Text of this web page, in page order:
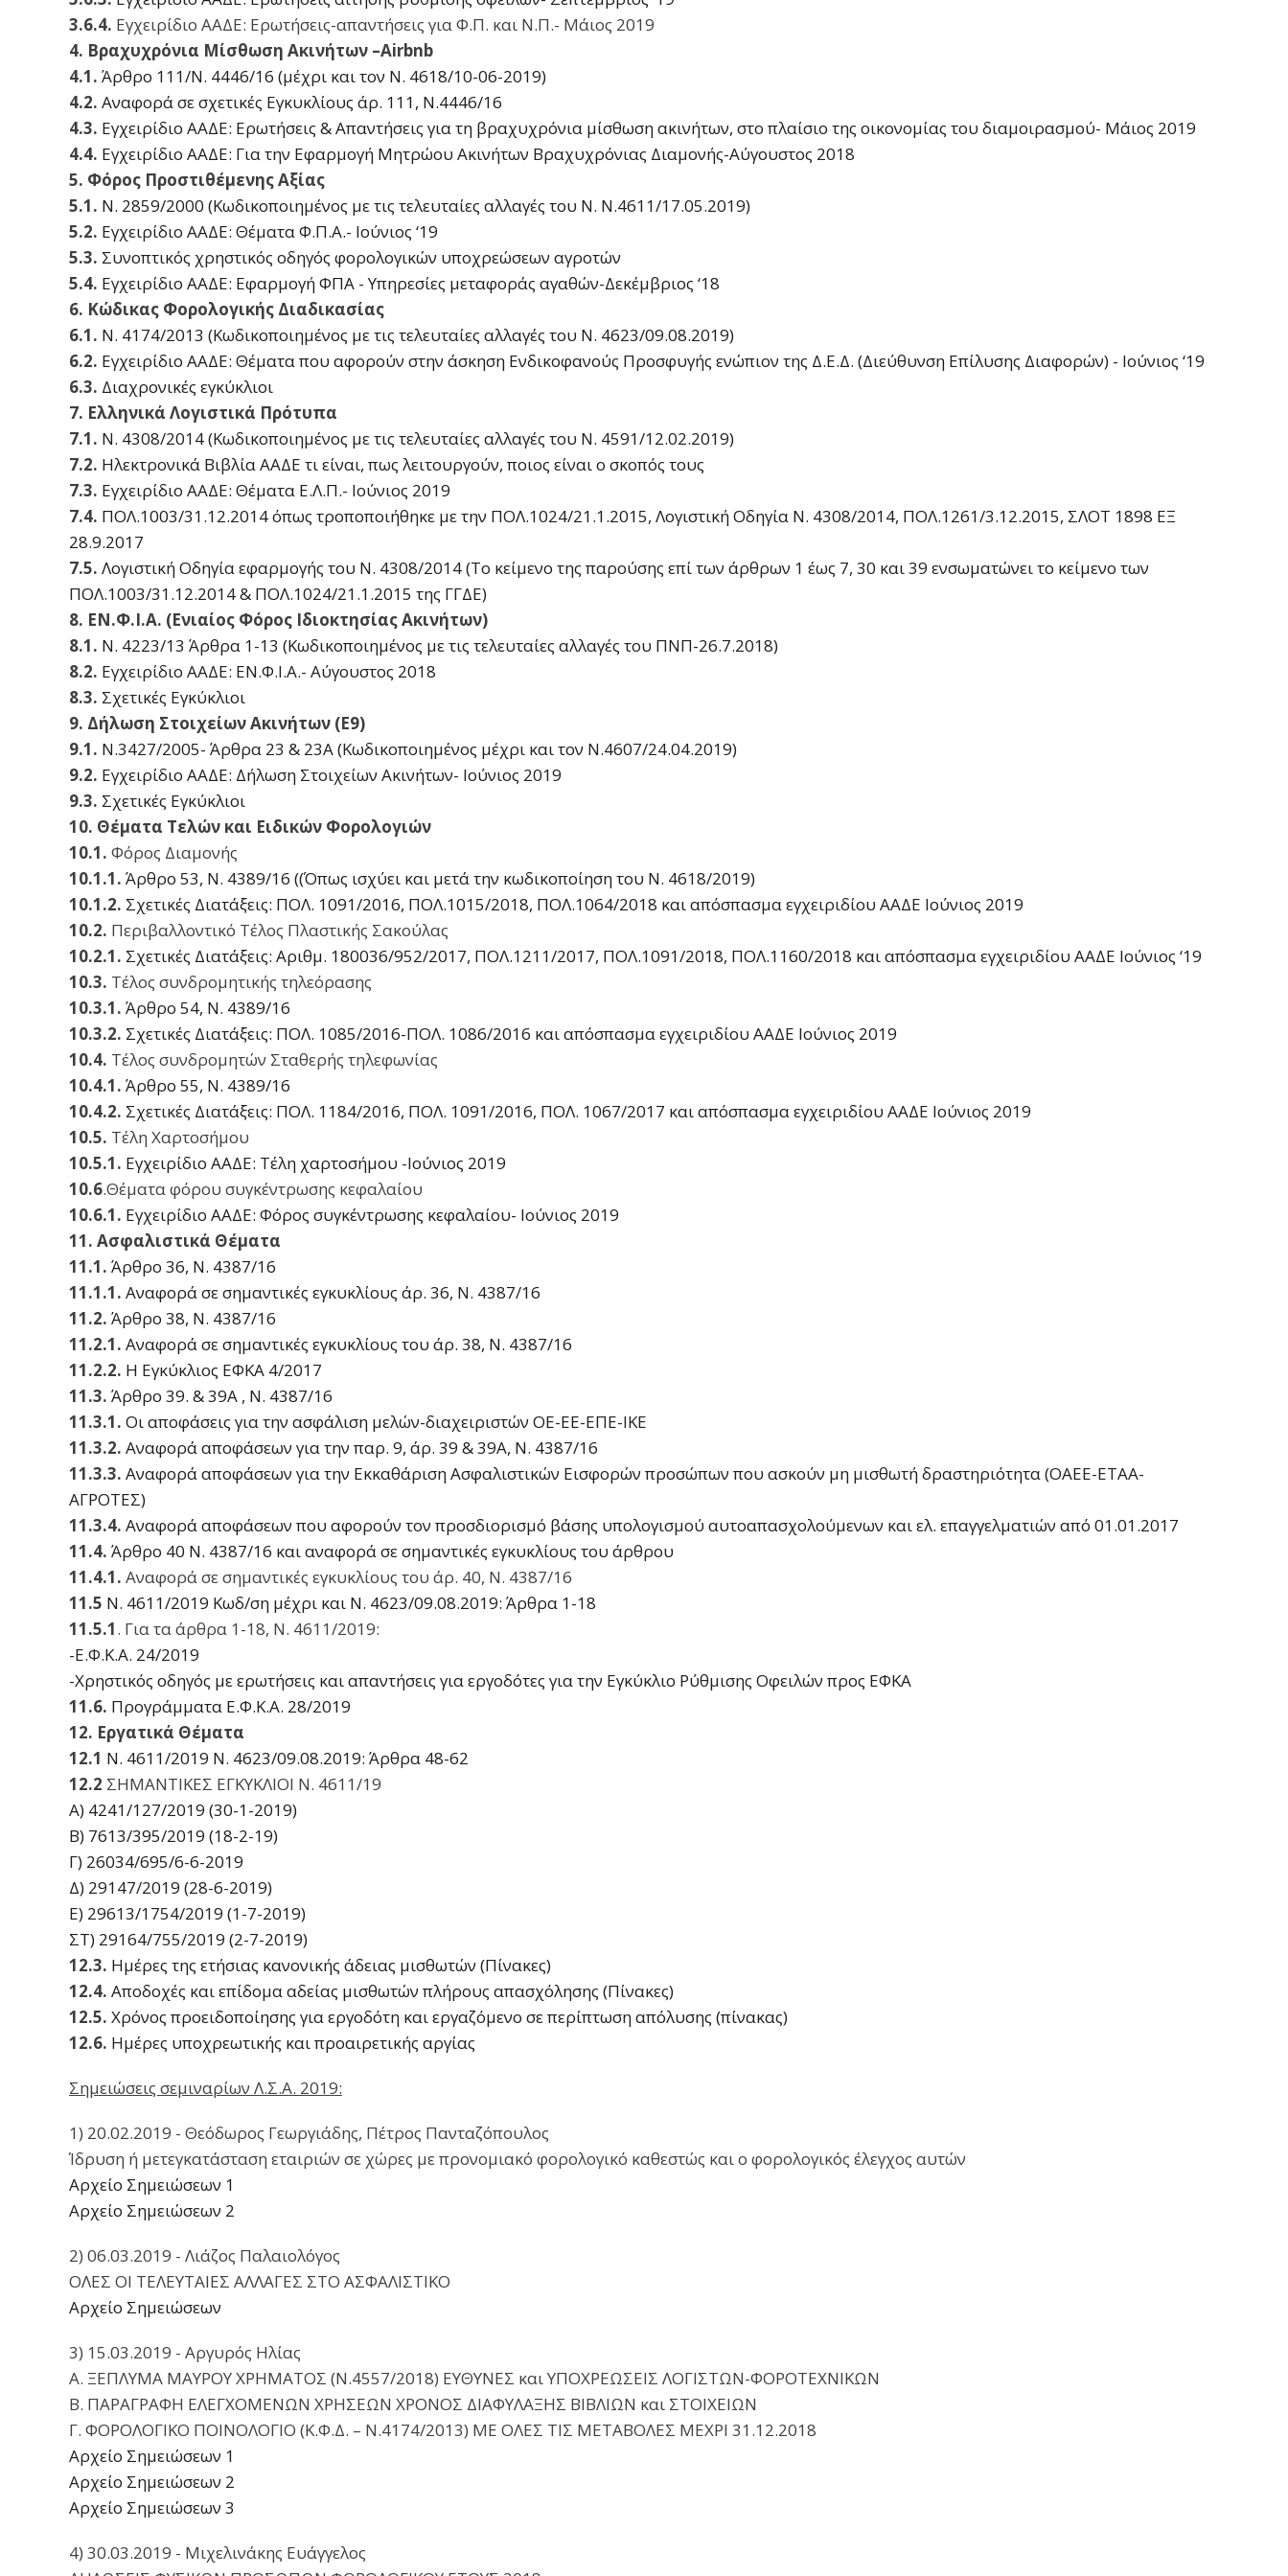
3.6.4. Εγχειρίδιο ΑΑΔΕ: Ερωτήσεις-απαντήσεις για Φ.Π. και Ν.Π.- Μάιος 2019
4. Βραχυχρόνια Μίσθωση Ακινήτων –Airbnb
4.1. Άρθρο 111/Ν. 4446/16 (μέχρι και τον Ν. 4618/10-06-2019)
4.2. Αναφορά σε σχετικές Εγκυκλίους άρ. 111, Ν.4446/16
4.3. Εγχειρίδιο ΑΑΔΕ: Ερωτήσεις & Απαντήσεις για τη βραχυχρόνια μίσθωση ακινήτων, στο πλαίσιο της οικονομίας του διαμοιρασμού- Μάιος 2019
4.4. Εγχειρίδιο ΑΑΔΕ: Για την Εφαρμογή Μητρώου Ακινήτων Βραχυχρόνιας Διαμονής-Αύγουστος 2018
5. Φόρος Προστιθέμενης Αξίας
5.1. Ν. 2859/2000 (Κωδικοποιημένος με τις τελευταίες αλλαγές του Ν. Ν.4611/17.05.2019)
5.2. Εγχειρίδιο ΑΑΔΕ: Θέματα Φ.Π.Α.- Ιούνιος ‘19
5.3. Συνοπτικός χρηστικός οδηγός φορολογικών υποχρεώσεων αγροτών
5.4. Εγχειρίδιο ΑΑΔΕ: Εφαρμογή ΦΠΑ - Υπηρεσίες μεταφοράς αγαθών-Δεκέμβριος ‘18
6. Κώδικας Φορολογικής Διαδικασίας
6.1. Ν. 4174/2013 (Κωδικοποιημένος με τις τελευταίες αλλαγές του Ν. 4623/09.08.2019)
6.2. Εγχειρίδιο ΑΑΔΕ: Θέματα που αφορούν στην άσκηση Ενδικοφανούς Προσφυγής ενώπιον της Δ.Ε.Δ. (Διεύθυνση Επίλυσης Διαφορών) - Ιούνιος ‘19
6.3. Διαχρονικές εγκύκλιοι
7. Ελληνικά Λογιστικά Πρότυπα
7.1. Ν. 4308/2014 (Κωδικοποιημένος με τις τελευταίες αλλαγές του N. 4591/12.02.2019)
7.2. Hλεκτρονικά Bιβλία ΑΑΔΕ τι είναι, πως λειτουργούν, ποιος είναι ο σκοπός τους
7.3. Εγχειρίδιο ΑΑΔΕ: Θέματα Ε.Λ.Π.- Ιούνιος 2019
7.4. ΠΟΛ.1003/31.12.2014 όπως τροποποιήθηκε με την ΠΟΛ.1024/21.1.2015, Λογιστική Οδηγία N. 4308/2014, ΠΟΛ.1261/3.12.2015, ΣΛΟΤ 1898 ΕΞ
28.9.2017
7.5. Λογιστική Οδηγία εφαρμογής του Ν. 4308/2014 (Το κείμενο της παρούσης επί των άρθρων 1 έως 7, 30 και 39 ενσωματώνει το κείμενο των
ΠΟΛ.1003/31.12.2014 & ΠΟΛ.1024/21.1.2015 της ΓΓΔΕ)
8. ΕΝ.Φ.Ι.Α. (Ενιαίος Φόρος Ιδιοκτησίας Ακινήτων)
8.1. Ν. 4223/13 Άρθρα 1-13 (Κωδικοποιημένος με τις τελευταίες αλλαγές του ΠΝΠ-26.7.2018)
8.2. Εγχειρίδιο ΑΑΔΕ: ΕΝ.Φ.Ι.Α.- Αύγουστος 2018
8.3. Σχετικές Εγκύκλιοι
9. Δήλωση Στοιχείων Ακινήτων (Ε9)
9.1. Ν.3427/2005- Άρθρα 23 & 23Α (Κωδικοποιημένος μέχρι και τον Ν.4607/24.04.2019)
9.2. Εγχειρίδιο ΑΑΔΕ: Δήλωση Στοιχείων Ακινήτων- Ιούνιος 2019
9.3. Σχετικές Εγκύκλιοι
10. Θέματα Τελών και Ειδικών Φορολογιών
10.1. Φόρος Διαμονής
10.1.1. Άρθρο 53, Ν. 4389/16 ((Όπως ισχύει και μετά την κωδικοποίηση του Ν. 4618/2019)
10.1.2. Σχετικές Διατάξεις: ΠΟΛ. 1091/2016, ΠΟΛ.1015/2018, ΠΟΛ.1064/2018 και απόσπασμα εγχειριδίου ΑΑΔΕ Ιούνιος 2019
10.2. Περιβαλλοντικό Τέλος Πλαστικής Σακούλας
10.2.1. Σχετικές Διατάξεις: Αριθμ. 180036/952/2017, ΠΟΛ.1211/2017, ΠΟΛ.1091/2018, ΠΟΛ.1160/2018 και απόσπασμα εγχειριδίου ΑΑΔΕ Ιούνιος ‘19
10.3. Τέλος συνδρομητικής τηλεόρασης
10.3.1. Άρθρο 54, Ν. 4389/16
10.3.2. Σχετικές Διατάξεις: ΠΟΛ. 1085/2016-ΠΟΛ. 1086/2016 και απόσπασμα εγχειριδίου ΑΑΔΕ Ιούνιος 2019
10.4. Τέλος συνδρομητών Σταθερής τηλεφωνίας
10.4.1. Άρθρο 55, Ν. 4389/16
10.4.2. Σχετικές Διατάξεις: ΠΟΛ. 1184/2016, ΠΟΛ. 1091/2016, ΠΟΛ. 1067/2017 και απόσπασμα εγχειριδίου ΑΑΔΕ Ιούνιος 2019
10.5. Τέλη Χαρτοσήμου
10.5.1. Εγχειρίδιο ΑΑΔΕ: Τέλη χαρτοσήμου -Ιούνιος 2019
10.6.Θέματα φόρου συγκέντρωσης κεφαλαίου
10.6.1. Εγχειρίδιο ΑΑΔΕ: Φόρος συγκέντρωσης κεφαλαίου- Ιούνιος 2019
11. Ασφαλιστικά Θέματα
11.1. Άρθρο 36, Ν. 4387/16
11.1.1. Αναφορά σε σημαντικές εγκυκλίους άρ. 36, Ν. 4387/16
11.2. Άρθρο 38, Ν. 4387/16
11.2.1. Αναφορά σε σημαντικές εγκυκλίους του άρ. 38, Ν. 4387/16
11.2.2. Η Εγκύκλιος ΕΦΚΑ 4/2017
11.3. Άρθρο 39. & 39Α , Ν. 4387/16
11.3.1. Οι αποφάσεις για την ασφάλιση μελών-διαχειριστών ΟΕ-ΕΕ-ΕΠΕ-ΙΚΕ
11.3.2. Αναφορά αποφάσεων για την παρ. 9, άρ. 39 & 39Α, Ν. 4387/16
11.3.3. Αναφορά αποφάσεων για την Εκκαθάριση Ασφαλιστικών Εισφορών προσώπων που ασκούν μη μισθωτή δραστηριότητα (ΟΑΕΕ-ΕΤΑΑ-
ΑΓΡΟΤΕΣ)
11.3.4. Αναφορά αποφάσεων που αφορούν τον προσδιορισμό βάσης υπολογισμού αυτοαπασχολούμενων και ελ. επαγγελματιών από 01.01.2017
11.4. Άρθρο 40 Ν. 4387/16 και αναφορά σε σημαντικές εγκυκλίους του άρθρου
11.4.1. Αναφορά σε σημαντικές εγκυκλίους του άρ. 40, Ν. 4387/16
11.5 Ν. 4611/2019 Κωδ/ση μέχρι και Ν. 4623/09.08.2019: Άρθρα 1-18
11.5.1. Για τα άρθρα 1-18, Ν. 4611/2019:
-Ε.Φ.Κ.Α. 24/2019
-Χρηστικός οδηγός με ερωτήσεις και απαντήσεις για εργοδότες για την Εγκύκλιο Ρύθμισης Οφειλών προς ΕΦΚΑ
11.6. Προγράμματα Ε.Φ.Κ.Α. 28/2019
12. Εργατικά Θέματα
12.1 Ν. 4611/2019 Ν. 4623/09.08.2019: Άρθρα 48-62
12.2 ΣΗΜΑΝΤΙΚΕΣ ΕΓΚΥΚΛΙΟΙ Ν. 4611/19
Α) 4241/127/2019 (30-1-2019)
Β) 7613/395/2019 (18-2-19)
Γ) 26034/695/6-6-2019
Δ) 29147/2019 (28-6-2019)
E) 29613/1754/2019 (1-7-2019)
ΣΤ) 29164/755/2019 (2-7-2019)
12.3. Ημέρες της ετήσιας κανονικής άδειας μισθωτών (Πίνακες)
12.4. Αποδοχές και επίδομα αδείας μισθωτών πλήρους απασχόλησης (Πίνακες)
12.5. Χρόνος προειδοποίησης για εργοδότη και εργαζόμενο σε περίπτωση απόλυσης (πίνακας)
12.6. Ημέρες υποχρεωτικής και προαιρετικής αργίας
Σημειώσεις σεμιναρίων Λ.Σ.Α. 2019:
1) 20.02.2019 - Θεόδωρος Γεωργιάδης, Πέτρος Πανταζόπουλος
Ίδρυση ή μετεγκατάσταση εταιριών σε χώρες με προνομιακό φορολογικό καθεστώς και ο φορολογικός έλεγχος αυτών
Αρχείο Σημειώσεων 1
Αρχείο Σημειώσεων 2
2) 06.03.2019 - Λιάζος Παλαιολόγος
ΟΛΕΣ ΟΙ ΤΕΛΕΥΤΑΙΕΣ ΑΛΛΑΓΕΣ ΣΤΟ ΑΣΦΑΛΙΣΤΙΚΟ
Αρχείο Σημειώσεων
3) 15.03.2019 - Αργυρός Ηλίας
Α. ΞΕΠΛΥΜΑ ΜΑΥΡΟΥ ΧΡΗΜΑΤΟΣ (Ν.4557/2018) ΕΥΘΥΝΕΣ και ΥΠΟΧΡΕΩΣΕΙΣ ΛΟΓΙΣΤΩΝ-ΦΟΡΟΤΕΧΝΙΚΩΝ
Β. ΠΑΡΑΓΡΑΦΗ ΕΛΕΓΧΟΜΕΝΩΝ ΧΡΗΣΕΩΝ ΧΡΟΝΟΣ ΔΙΑΦΥΛΑΞΗΣ ΒΙΒΛΙΩΝ και ΣΤΟΙΧΕΙΩΝ
Γ. ΦΟΡΟΛΟΓΙΚΟ ΠΟΙΝΟΛΟΓΙΟ (Κ.Φ.Δ. – Ν.4174/2013) ΜΕ ΟΛΕΣ ΤΙΣ ΜΕΤΑΒΟΛΕΣ ΜΕΧΡΙ 31.12.2018
Αρχείο Σημειώσεων 1
Αρχείο Σημειώσεων 2
Αρχείο Σημειώσεων 3
4) 30.03.2019 - Μιχελινάκης Ευάγγελος